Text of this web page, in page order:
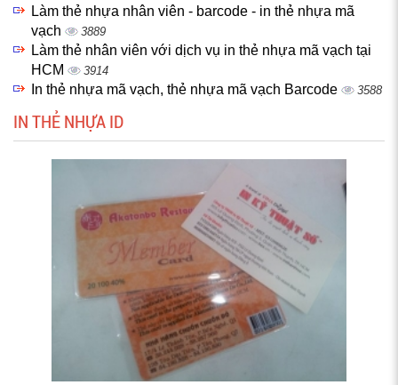
Làm thẻ nhựa nhân viên - barcode - in thẻ nhựa mã
vạch
3889
Làm thẻ nhân viên với dịch vụ in thẻ nhựa mã vạch tại
HCM
3914
In thẻ nhựa mã vạch, thẻ nhựa mã vạch Barcode 3588
IN THẺ NHỰA ID